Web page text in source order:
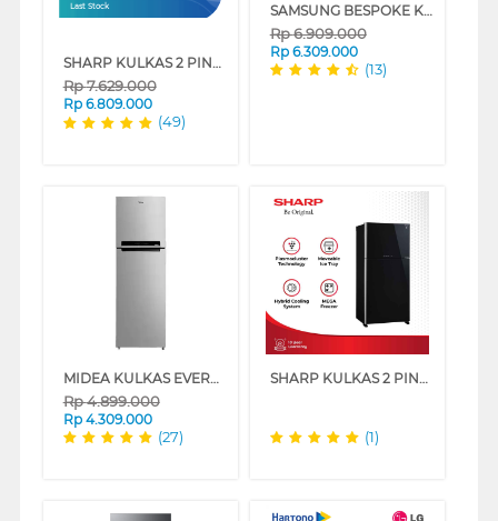
Last Stock
SHARP KULKAS 2 PINTU BESAR BIG 2 DOOR REFRIGERATOR SJIG571PGBK
Rp7.629.000
Rp 6.809.000
(49)
SAMSUNG BESPOKE KULKAS 2 PINTU BESAR BIG 2 DOOR REFRIGERATOR RT31CG5420B1
Rp6.909.000
Rp 6.309.000
(13)
MIDEA KULKAS EVEREST 2 PINTU BESAR BIG 2 DOOR REFRIGERATOR 428L MDRT572EVF50ID
Rp4.899.000
Rp 4.309.000
(27)
SHARP KULKAS 2 PINTU BESAR BIG 2 DOOR REFRIGERATOR SJIG963PGBK
(1)